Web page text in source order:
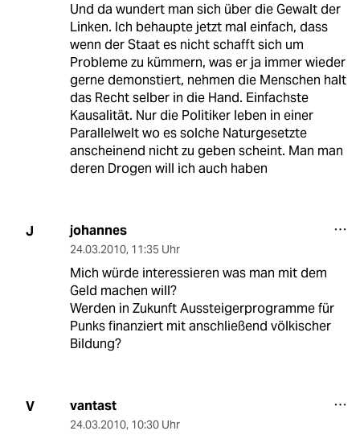
Und da wundert man sich über die Gewalt der
Linken. Ich behaupte jetzt mal einfach, dass
wenn der Staat es nicht schafft sich um
Probleme zu kümmern, was er ja immer wieder
gerne demonstiert, nehmen die Menschen halt
das Recht selber in die Hand. Einfachste
Kausalität. Nur die Politiker leben in einer
Parallelwelt wo es solche Naturgesetzte
anscheinend nicht zu geben scheint. Man man
deren Drogen will ich auch haben
J johannes
24.03.2010, 11:35 Uhr
Mich würde interessieren was man mit dem
Geld machen will?
Werden in Zukunft Aussteigerprogramme für
Punks finanziert mit anschließend völkischer
Bildung?
V vantast
24.03.2010, 10:30 Uhr